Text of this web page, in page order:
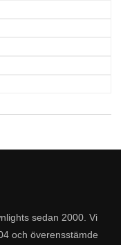
sedan 2000. Vi
och överensstämde